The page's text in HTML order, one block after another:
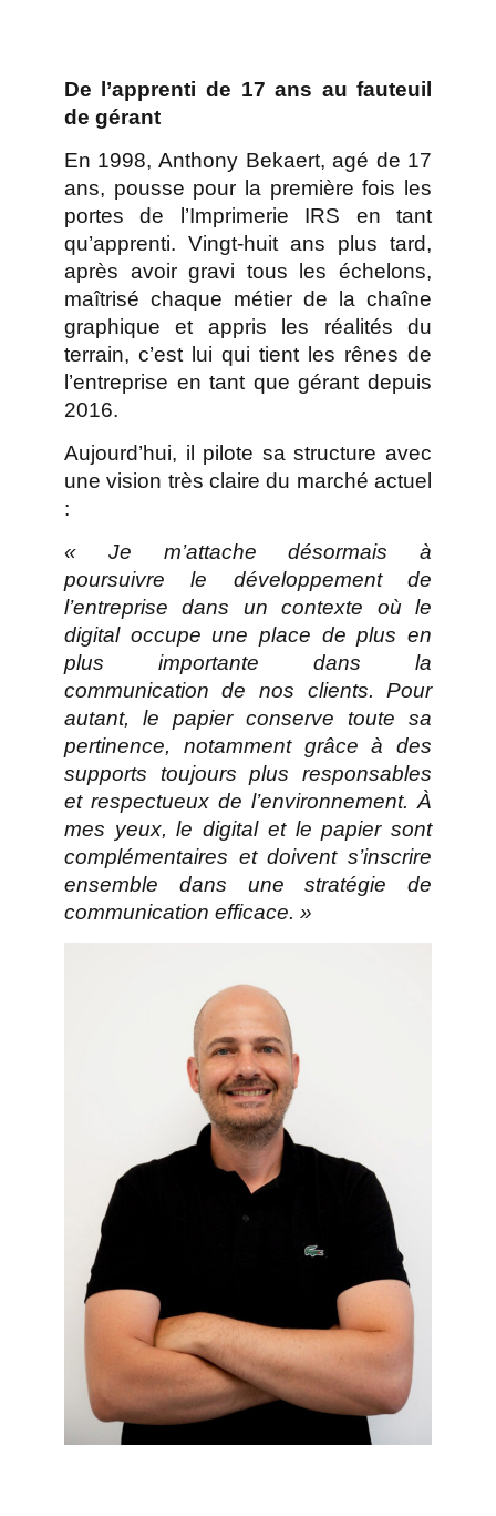
De l’apprenti de 17 ans au fauteuil
de gérant
En 1998, Anthony Bekaert, agé de 17
ans, pousse pour la première fois les
portes de l’Imprimerie IRS en tant
qu’apprenti. Vingt-huit ans plus tard,
après avoir gravi tous les échelons,
maîtrisé chaque métier de la chaîne
graphique et appris les réalités du
terrain, c’est lui qui tient les rênes de
l’entreprise en tant que gérant depuis
2016.
Aujourd’hui, il pilote sa structure avec
une vision très claire du marché actuel
:
« Je m’attache désormais à
poursuivre le développement de
l’entreprise dans un contexte où le
digital occupe une place de plus en
plus importante dans la
communication de nos clients. Pour
autant, le papier conserve toute sa
pertinence, notamment grâce à des
supports toujours plus responsables
et respectueux de l’environnement. À
mes yeux, le digital et le papier sont
complémentaires et doivent s’inscrire
ensemble dans une stratégie de
communication efficace. »